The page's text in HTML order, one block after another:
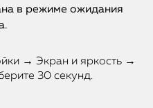
в режиме ожидания
→ Экран и яркость →
30 секунд.